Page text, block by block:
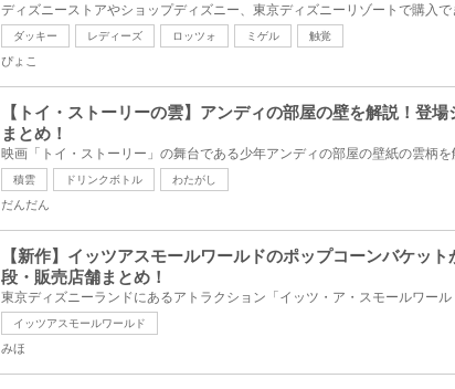
ダッキー レディーズ ロッツォ ミゲル 触覚
ぴょこ
【トイ・ストーリーの雲】アンディの部屋の壁を解説！登
まとめ！
積雲 ドリンクボトル わたがし
だんだん
【新作】イッツアスモールワールドのポップコーンバケッ
段・販売店舗まとめ！
イッツアスモールワールド
みほ